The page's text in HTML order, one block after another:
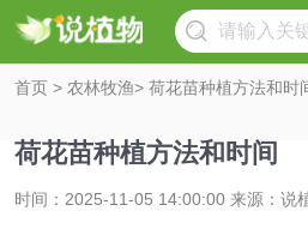
首页 > 农林牧渔> 荷花苗种植方法和时
荷花苗种植方法和时间
时间：2025-11-05 14:00:00 来源：说